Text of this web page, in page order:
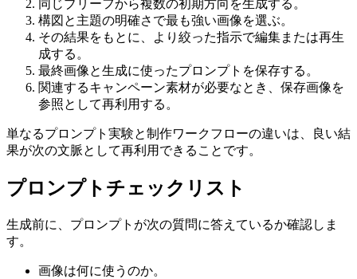
同じブリーフから複数の初期方向を生成する。
構図と主題の明確さで最も強い画像を選ぶ。
その結果をもとに、より絞った指示で編集または再生
成する。
最終画像と生成に使ったプロンプトを保存する。
関連するキャンペーン素材が必要なとき、保存画像を
参照として再利用する。
単なるプロンプト実験と制作ワークフローの違いは、良い結
果が次の文脈として再利用できることです。
プロンプトチェックリスト
生成前に、プロンプトが次の質問に答えているか確認しま
す。
画像は何に使うのか。